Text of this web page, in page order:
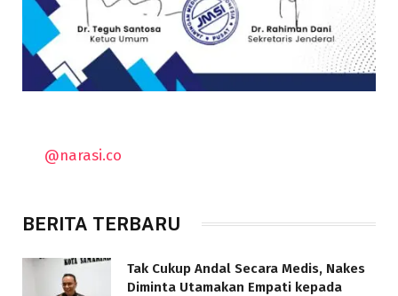
@narasi.co
BERITA TERBARU
Tak Cukup Andal Secara Medis, Nakes
Diminta Utamakan Empati kepada